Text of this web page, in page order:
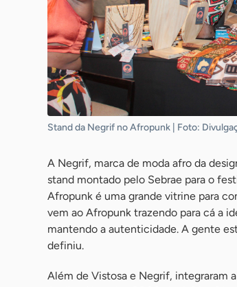
Stand da Negrif no Afropunk | Foto:
A Negrif, marca de moda afro da
stand montado pelo Sebrae para o
Afropunk é uma grande vitrine para
vem ao Afropunk trazendo para cá a
mantendo a autenticidade. A gente
definiu.
Além de Vistosa e Negrif, integraram